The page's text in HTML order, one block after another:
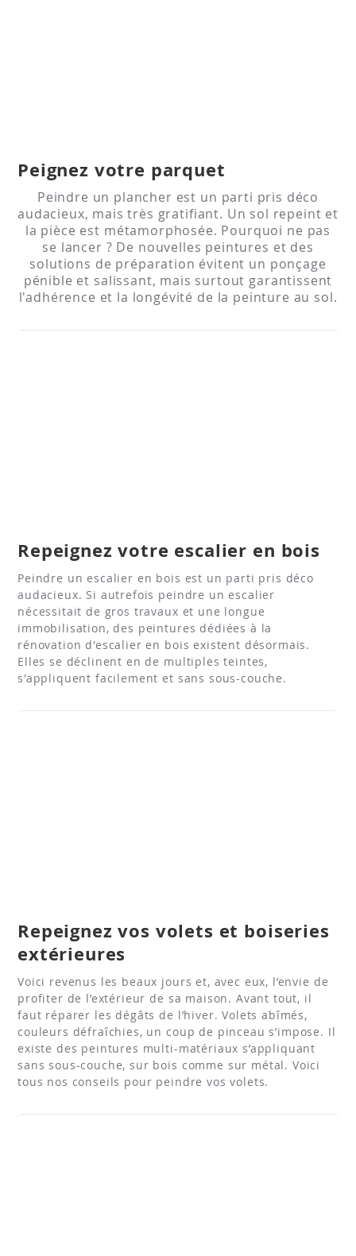
Peignez votre parquet
Peindre un plancher est un parti pris déco
audacieux, mais très gratifiant. Un sol repeint et
la pièce est métamorphosée. Pourquoi ne pas
se lancer ? De nouvelles peintures et des
solutions de préparation évitent un ponçage
pénible et salissant, mais surtout garantissent
l'adhérence et la longévité de la peinture au sol.
Repeignez votre escalier en bois
Peindre un escalier en bois est un parti pris déco
audacieux. Si autrefois peindre un escalier
nécessitait de gros travaux et une longue
immobilisation, des peintures dédiées à la
rénovation d'escalier en bois existent désormais.
Elles se déclinent en de multiples teintes,
s'appliquent facilement et sans sous-couche.
Repeignez vos volets et boiseries
extérieures
Voici revenus les beaux jours et, avec eux, l’envie de
profiter de l’extérieur de sa maison. Avant tout, il
faut réparer les dégâts de l’hiver. Volets abîmés,
couleurs défraîchies, un coup de pinceau s’impose. Il
existe des peintures multi-matériaux s’appliquant
sans sous-couche, sur bois comme sur métal. Voici
tous nos conseils pour peindre vos volets.